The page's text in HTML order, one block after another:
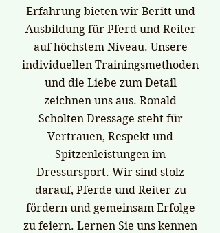
Erfahrung bieten wir Beritt und
Ausbildung für Pferd und Reiter
auf höchstem Niveau. Unsere
individuellen Trainingsmethoden
und die Liebe zum Detail
zeichnen uns aus. Ronald
Scholten Dressage steht für
Vertrauen, Respekt und
Spitzenleistungen im
Dressursport. Wir sind stolz
darauf, Pferde und Reiter zu
fördern und gemeinsam Erfolge
zu feiern. Lernen Sie uns kennen